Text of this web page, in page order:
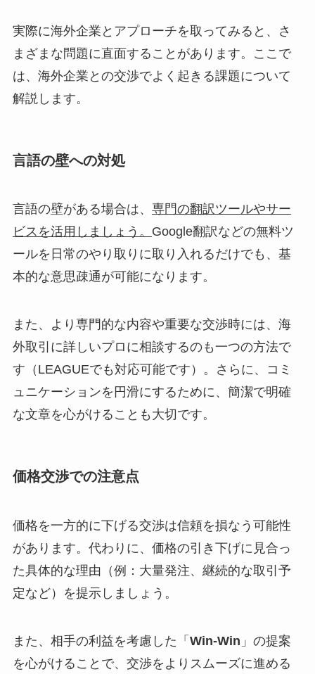
実際に海外企業とアプローチを取ってみると、さ
まざまな問題に直面することがあります。ここで
は、海外企業との交渉でよく起きる課題について
解説します。
言語の壁への対処
言語の壁がある場合は、 専門の翻訳ツールやサー
ビスを活用しましょう。 Google翻訳などの無料ツ
ールを日常のやり取りに取り入れるだけでも、基
本的な意思疎通が可能になります。
また、より専門的な内容や重要な交渉時には、海
外取引に詳しいプロに相談するのも一つの方法で
す（LEAGUEでも対応可能です）。さらに、コミ
ュニケーションを円滑にするために、簡潔で明確
な文章を心がけることも大切です。
価格交渉での注意点
価格を一方的に下げる交渉は信頼を損なう可能性
があります。代わりに、価格の引き下げに見合っ
た具体的な理由（例：大量発注、継続的な取引予
定など）を提示しましょう。
また、相手の利益を考慮した「 Win-Win 」の提案
を心がけることで、交渉をよりスムーズに進める